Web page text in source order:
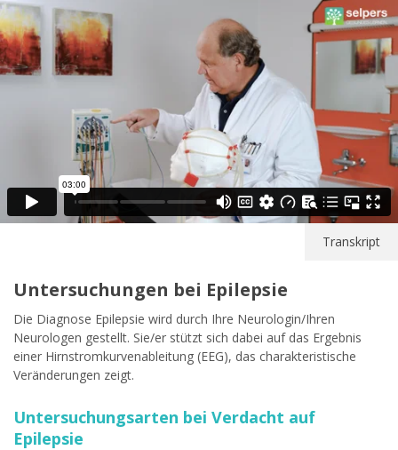
Transkript
Untersuchungen bei Epilepsie
Die Diagnose Epilepsie wird durch Ihre Neurologin/Ihren
Neurologen gestellt. Sie/er stützt sich dabei auf das Ergebnis
einer Hirnstromkurvenableitung (EEG), das charakteristische
Veränderungen zeigt.
Untersuchungsarten bei Verdacht auf
Epilepsie